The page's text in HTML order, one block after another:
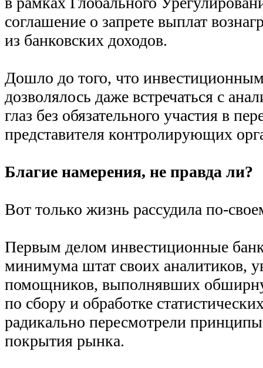
соглашение о запрете выплат
из банковских доходов.
Дошло до того, что
дозволялось даже встречаться с
глаз без обязательного участия в
представителя контролирующих
Благие намерения, не правда ли?
Вот только жизнь рассудила по-
Первым делом инвестиционные
минимума штат своих аналитиков,
помощников, выполнявших
по сбору и обработке
радикально пересмотрели
покрытия рынка.